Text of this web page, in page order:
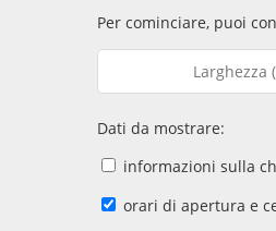
Per cominciare, puoi
Dati da mostrare:
informazioni sulla
orari di apertura e